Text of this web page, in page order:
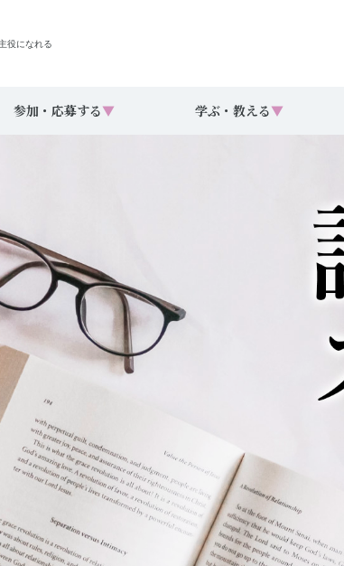
役になれる
参加・応募する▼ 学ぶ・教える▼